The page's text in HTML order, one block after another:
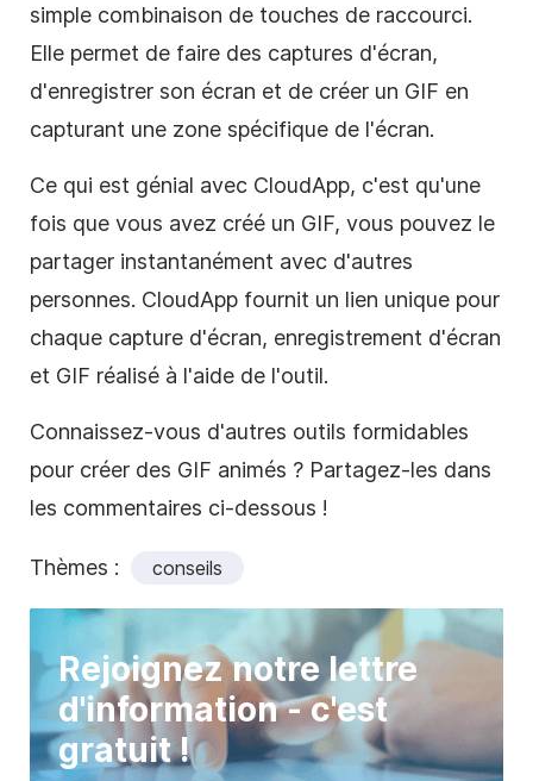
simple combinaison de touches de raccourci.
Elle permet de faire des captures d'écran,
d'enregistrer son écran et de créer un GIF en
capturant une zone spécifique de l'écran.
Ce qui est génial avec CloudApp, c'est qu'une
fois que vous avez créé un GIF, vous pouvez le
partager instantanément avec d'autres
personnes. CloudApp fournit un lien unique pour
chaque capture d'écran, enregistrement d'écran
et GIF réalisé à l'aide de l'outil.
Connaissez-vous d'autres outils formidables
pour créer des GIF animés ? Partagez-les dans
les commentaires ci-dessous !
Thèmes : conseils
Rejoignez notre lettre
d'information - c'est
gratuit !